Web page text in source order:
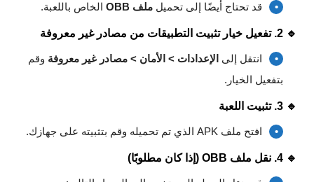
قد تحتاج أيضًا إلى تحميل ملف OBB الخاص باللعبة.
🔹 2. تفعيل خيار تثبيت التطبيقات من مصادر غير معروفة
انتقل إلى الإعدادات > الأمان > مصادر غير معروفة وقم
بتفعيل الخيار.
🔹 3. تثبيت اللعبة
افتح ملف APK الذي تم تحميله وقم بتثبيته على جهازك.
🔹 4. نقل ملف OBB (إذا كان مطلوبًا)